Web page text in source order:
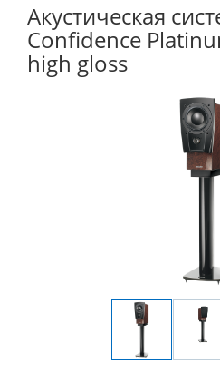
Акустическая
Confidence
high gloss